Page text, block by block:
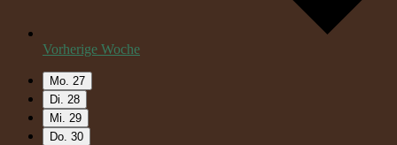
Vorherige Woche
Mo. 27
Di. 28
Mi. 29
Do. 30